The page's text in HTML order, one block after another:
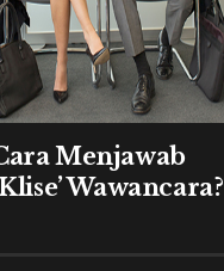
Menjawab
Wawancara?